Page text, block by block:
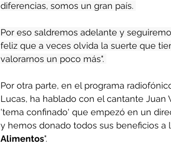
diferencias, somos un gran país.
Por eso saldremos adelante y
feliz que a veces olvida la suerte que
valorarnos un poco más".
Por otra parte, en el programa
Lucas, ha hablado con el cantante Juan
'tema confinado' que empezó en un
y hemos donado todos sus beneficios a
Alimentos".